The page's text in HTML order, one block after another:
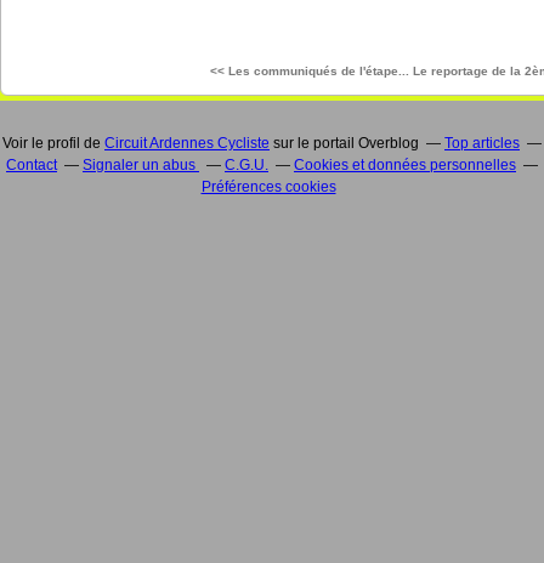
<< Les communiqués de l'étape... Le reportage de la
Voir le profil de Circuit Ardennes Cycliste sur le portail Overblog
Top articles
Contact
Signaler un abus C.G.U.
Cookies et données personnelles
Préférences cookies